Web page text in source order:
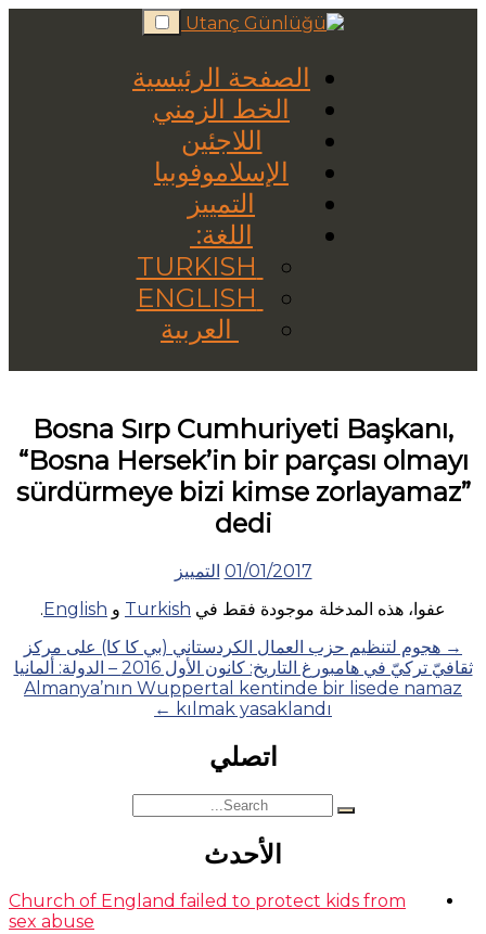
Skip
to
الصفحة الرئيسية
الخط الزمني
اللاجئين
الإسلاموفوبيا
التمييز
اللغة:
العربية
Bosna Sırp Cumhuriyeti Başkanı,
“Bosna Hersek’in bir parçası olmayı
sürdürmeye bizi kimse zorlayamaz”
dedi
01/01/2017 التمييز
عفوا، هذه المدخلة موجودة فقط في Turkish و English
.
Posts
navigation
→ هجوم لتنظيم حزب العمال الكردستاني (بي كا كا) على مركز
ثقافيّ تركيّ في هامبورغ التاريخ: كانون الأول 2016 – الدولة: ألمانيا
Almanya’nın Wuppertal kentinde bir lisede namaz
kılmak yasaklandı
←
اتصلي
Search
for:
الأحدث
Church of England failed to protect kids from
sex abuse